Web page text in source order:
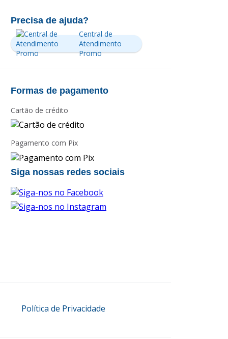
Precisa de ajuda?
Central de
Atendimento
Promo
Formas de pagamento
Cartão de crédito
Pagamento com Pix
Siga nossas redes sociais
Política de Privacidade